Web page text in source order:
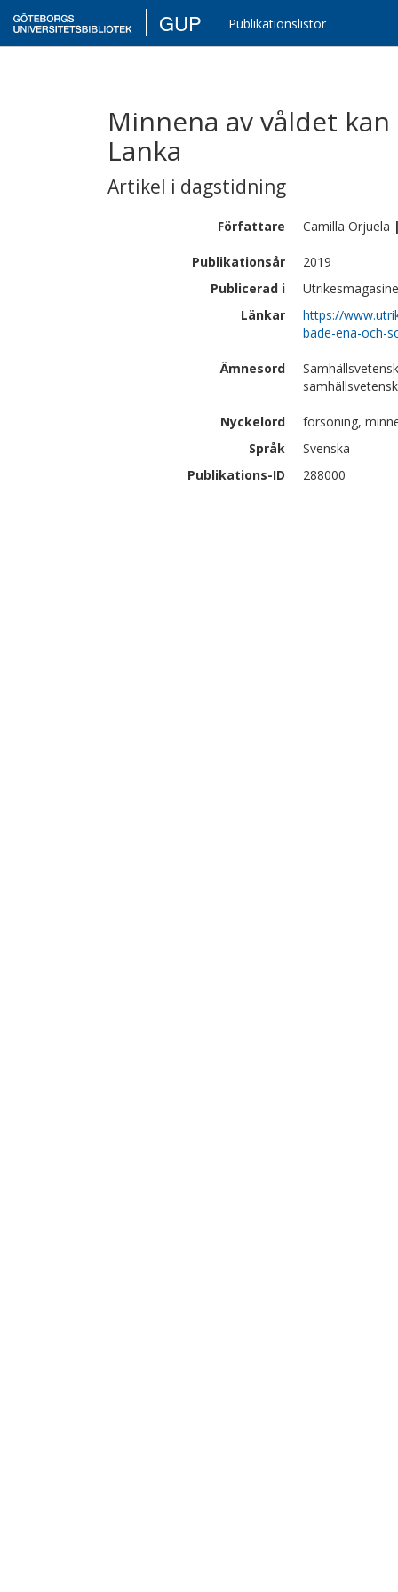
GUP Publikationslistor
Minnena av våldet
Lanka
Artikel i dagstidning
Författare Camilla Orjuela
Publikationsår
2019
Publicerad i
Länkar
https://
bade-ena-och-
Ämnesord
Nyckelord
försoning,
Språk
Svenska
Publikations-ID
288000